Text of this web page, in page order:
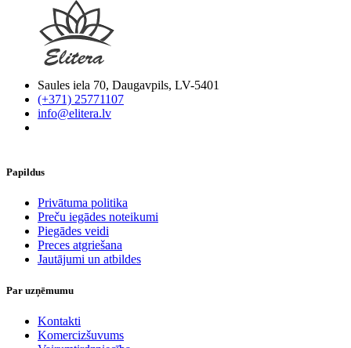
Saules iela 70, Daugavpils, LV-5401
(+371) 25771107
info@elitera.lv
Papildus
​Privātuma politika
Preču iegādes noteikumi
Piegādes veidi
Preces atgriešana
Jautājumi un atbildes
Par uzņēmumu
Kontakti
Komercizšuvums